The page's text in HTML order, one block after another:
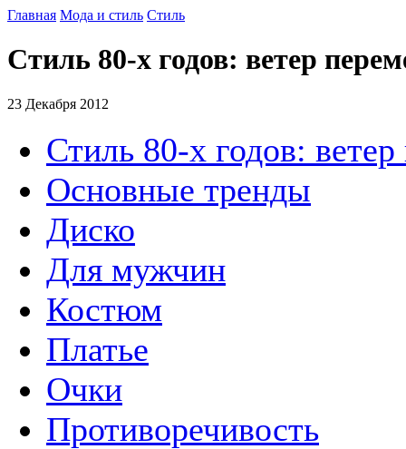
Главная Мода и стиль Стиль
Стиль 80-х годов: ветер
23 Декабря 2012
Стиль 80-х годов:
Основные тренды
Диско
Для мужчин
Костюм
Платье
Очки
Противоречивость